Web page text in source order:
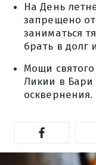
На День
запрещено
заниматься
брать в долг
Мощи
Ликии в Бари
осквернения.